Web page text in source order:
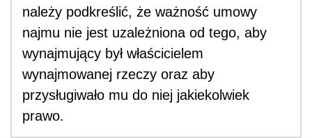
należy podkreślić, że ważność umowy
najmu nie jest uzależniona od tego, aby
wynajmujący był właścicielem
wynajmowanej rzeczy oraz aby
przysługiwało mu do niej jakiekolwiek
prawo.